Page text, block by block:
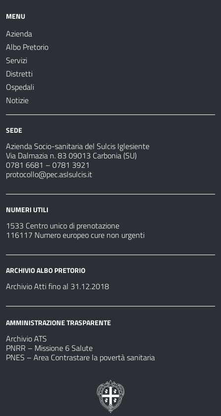
MENU
Azienda
Albo Pretorio
Servizi
Distretti
Ospedali
Notizie
SEDE
Azienda Socio-sanitaria del Sulcis Iglesiente
Via Dalmazia n. 83 09013 Carbonia (SU)
0781 6681 – 0781 3921
protocollo@pec.aslsulcis.it
NUMERI UTILI
1533 Centro unico di prenotazione
116117 Numero europeo cure non urgenti
ARCHIVIO ALBO PRETORIO
Archivio Atti fino al 31.12.2018
AMMINISTRAZIONE TRASPARENTE
Archivio ATS
PNRR – Missione 6 Salute
PNES – Area Contrastare la povertà sanitaria